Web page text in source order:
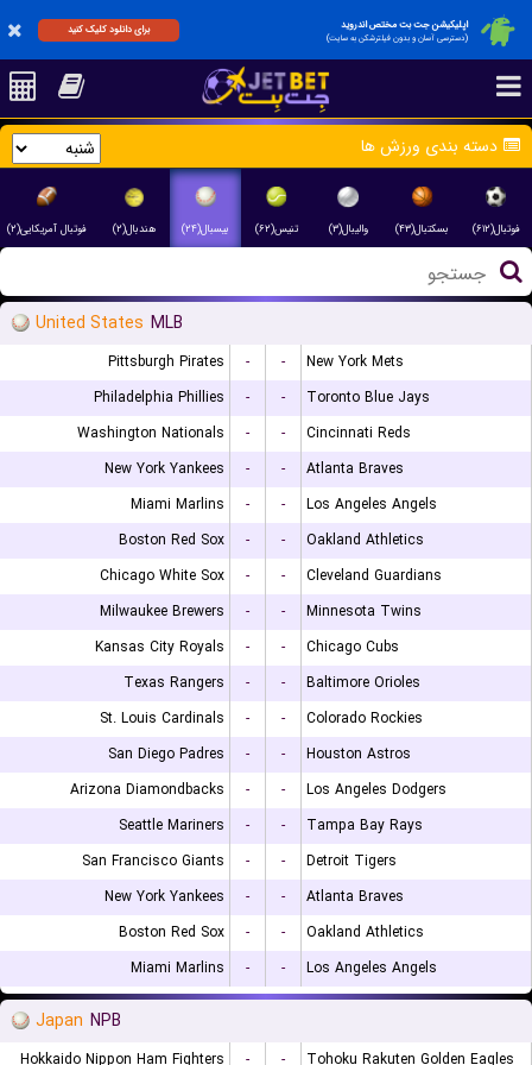
اپلیکیشن جت بت مختص اندروید
(دسترسی آسان و بدون فیلترشکن به سایت)
برای دانلود کلیک کنید
دسته بندی ورزش ها
فوتبال(۶۱۲) بسکتبال(۴۳) والیبال(۳) تنیس(۶۲) بیسبال(۲۴) هندبال(۲) فوتبال آمریکایی(۲)
United States MLB
Pittsburgh Pirates - -
New York Mets
Philadelphia Phillies
- -
Toronto Blue Jays
Washington Nationals
- -
Cincinnati Reds
New York Yankees
- -
Atlanta Braves
Miami Marlins
- -
Los Angeles Angels
Boston Red Sox
- -
Oakland Athletics
Chicago White Sox
- -
Cleveland Guardians
Milwaukee Brewers
- -
Minnesota Twins
Kansas City Royals
- -
Chicago Cubs
Texas Rangers
- -
Baltimore Orioles
St. Louis Cardinals
- -
Colorado Rockies
San Diego Padres
- -
Houston Astros
Arizona Diamondbacks
- -
Los Angeles Dodgers
Seattle Mariners
- -
Tampa Bay Rays
San Francisco Giants
- -
Detroit Tigers
New York Yankees
- -
Atlanta Braves
Boston Red Sox
- -
Oakland Athletics
Miami Marlins
- - Los Angeles Angels
Japan NPB
Hokkaido Nippon Ham Fighters - - Tohoku Rakuten Golden Eagles